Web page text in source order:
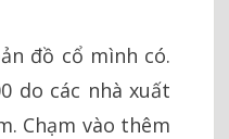
đồ cổ mình có.
do các nhà xuất
Chạm vào thêm